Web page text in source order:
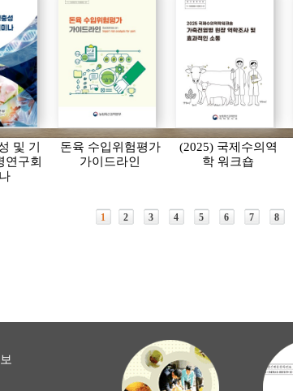
및 기
연구회
돈육 수입위험평가
가이드라인
(2025) 국제수의역
학 워크숍
1 2 3 4 5 6 7 8